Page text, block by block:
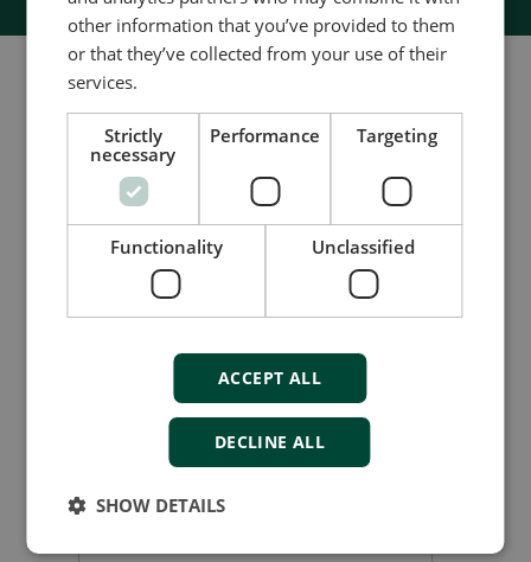
ADL-111Q96
Erweiterte Überwachung des
Isolationswiderstandes eines DC-
Netzes von 24, 110 und 220 VDC
inklusive Doppelfehler
other information that you’ve provided to them
or that they’ve collected from your use of their
services.
Strictly
necessary
Performance Targeting
Functionality Unclassified
ACCEPT ALL
DECLINE ALL
SHOW DETAILS